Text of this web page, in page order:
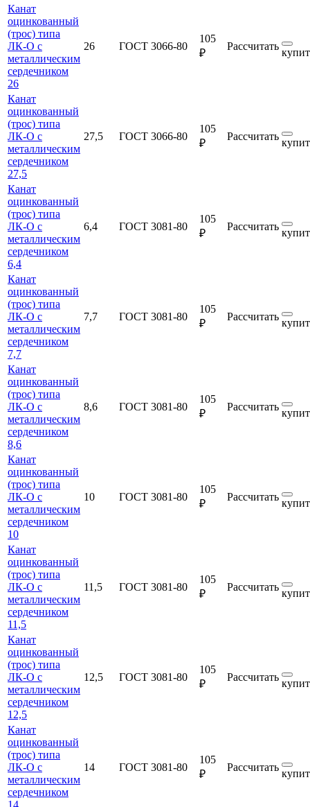
Канат
оцинкованный
(трос) типа
ЛК-О с
металлическим
сердечником
26
26 ГОСТ 3066-80
105
₽
Рассчитать
Канат
оцинкованный
(трос) типа
ЛК-О с
металлическим
сердечником
27,5
27,5 ГОСТ 3066-80
105
₽
Рассчитать
Канат
оцинкованный
(трос) типа
ЛК-О с
металлическим
сердечником
6,4
6,4 ГОСТ 3081-80
105
₽
Рассчитать
Канат
оцинкованный
(трос) типа
ЛК-О с
металлическим
сердечником
7,7
7,7 ГОСТ 3081-80
105
₽
Рассчитать
Канат
оцинкованный
(трос) типа
ЛК-О с
металлическим
сердечником
8,6
8,6 ГОСТ 3081-80
105
₽
Рассчитать
Канат
оцинкованный
(трос) типа
ЛК-О с
металлическим
сердечником
10
10 ГОСТ 3081-80
105
₽
Рассчитать
Канат
оцинкованный
(трос) типа
ЛК-О с
металлическим
сердечником
11,5
11,5 ГОСТ 3081-80
105
₽
Рассчитать
Канат
оцинкованный
(трос) типа
ЛК-О с
металлическим
сердечником
12,5
12,5 ГОСТ 3081-80
105
₽
Рассчитать
Канат
оцинкованный
(трос) типа
ЛК-О с
металлическим
сердечником
14
14 ГОСТ 3081-80
105
₽
Рассчитать